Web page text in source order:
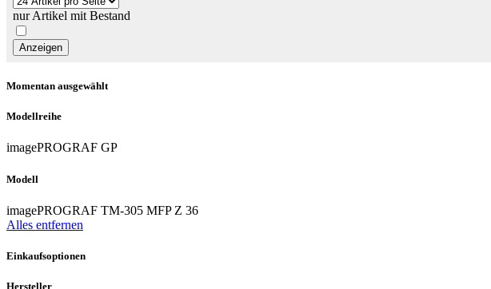
nur Artikel mit Bestand
Momentan ausgewählt
Modellreihe
imagePROGRAF GP
Modell
imagePROGRAF TM-305 MFP Z 36
Alles entfernen
Einkaufsoptionen
Hersteller